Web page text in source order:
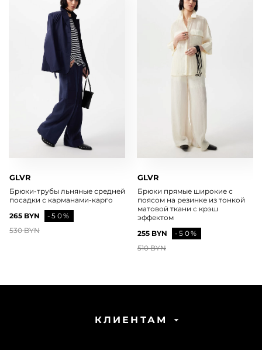
GLVR
Брюки-трубы льняные средней
посадки с карманами-карго
265 BYN
-50%
530 BYN
GLVR
Брюки прямые широкие с
поясом на резинке из тонкой
матовой ткани с крэш
эффектом
255 BYN
-50%
510 BYN
КЛИЕНТАМ